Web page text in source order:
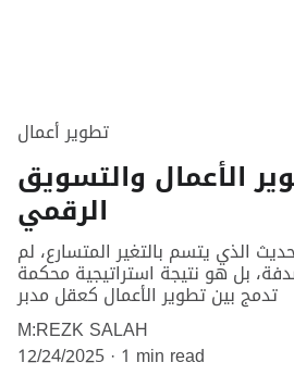
تطوير أعمال
الأعمال والتسويق
الرقمي
الذي يتسم بالتغير المتسارع، لم
بل هو نتيجة استراتيجية محكمة
تدمج بين تطوير الأعمال كعقل مدبر
M:REZK SALAH
12/24/2025 1 min read